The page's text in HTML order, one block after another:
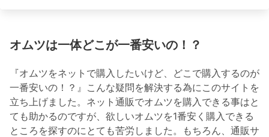
オムツは一体どこが一番安いの！？
『オムツをネットで購入したいけど、どこで購入するのが
一番安いの！？』こんな疑問を解決する為にこのサイトを
立ち上げました。ネット通販でオムツを購入できる事はと
ても助かるのですが、欲しいオムツを1番安く購入できる
ところを探すのにとても苦労しました。もちろん、通販サ